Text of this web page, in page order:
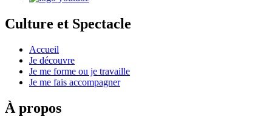
Culture et Spectacle
Accueil
Je découvre
Je me forme ou je travaille
Je me fais accompagner
À propos